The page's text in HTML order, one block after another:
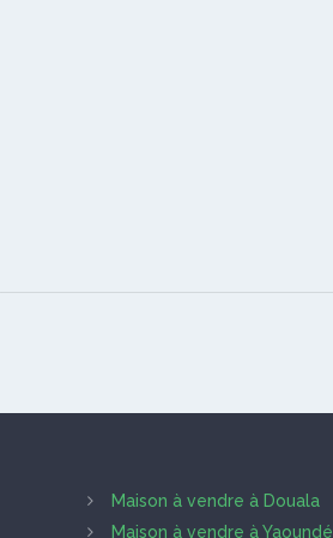
Maison à vendre à Douala
Maison à vendre à Yaoundé